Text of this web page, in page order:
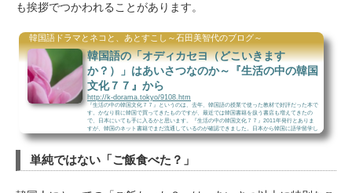
も挨拶でつかわれることがあります。
韓国語ドラマとネコと、あとすこし～石田美智代のブログ～
韓国語の「オディカセヨ（どこいきます
か？）」はあいさつなのか～『生活の中の韓国
文化７７』から
http://k-dorama.tokyo/9108.htm
『生活の中の韓国文化７７』というのは、去年、韓国語の授業で使った教材で好評だった本で
す。かなり前に韓国で買ってきたものですが、最近では韓国書籍を扱う書店も増えてきたの
で、日本にいても手に入るかと思います。『生活の中の韓国文化７７』2011年発行とありま
すが、韓国のネット書籍でまだ流通しているのが確認できました。日本から韓国に語学留学し
単純ではない「ご飯食べた？」